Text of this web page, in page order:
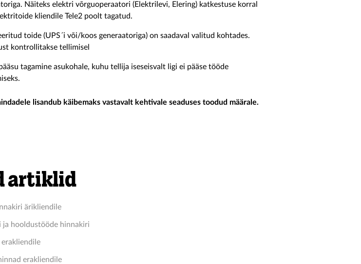
Näiteks elektri võrguoperaatori (Elektrilevi, Elering) katkestuse korral
kliendile Tele2 poolt tagatud.
toide (UPS´i või/koos generaatoriga) on saadaval valitud kohtades.
kontrollitakse tellimisel
tagamine asukohale, kuhu tellija iseseisvalt ligi ei pääse tööde
lisandub käibemaks vastavalt kehtivale seaduses toodud määrale.
artiklid
ärikliendile
ja hooldustööde hinnakiri
erakliendile
erakliendile